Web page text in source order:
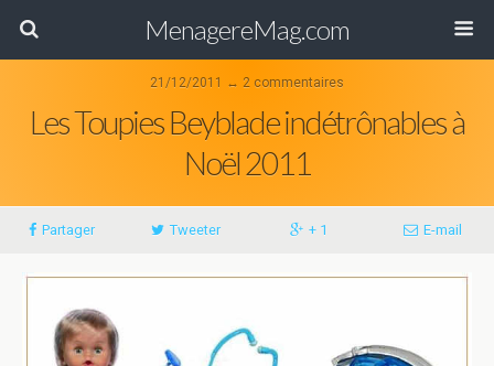
MenagereMag.com
21/12/2011 ↔ 2 commentaires
Les Toupies Beyblade indétrônables à
Noël 2011
Partager Tweeter + 1 E-mail